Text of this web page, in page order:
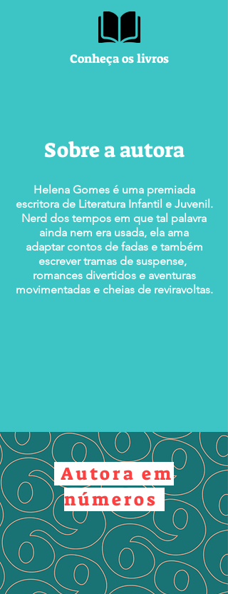
Conheça os livros
Sobre a autora
Helena Gomes é uma premiada
escritora de Literatura Infantil e Juvenil.
Nerd dos tempos em que tal palavra
ainda nem era usada, ela ama
adaptar contos de fadas e também
escrever tramas de suspense,
romances divertidos e aventuras
movimentadas e cheias de reviravoltas.
Autora em
números